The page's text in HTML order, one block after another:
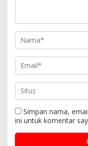
Simpan nama,
ini untuk komentar